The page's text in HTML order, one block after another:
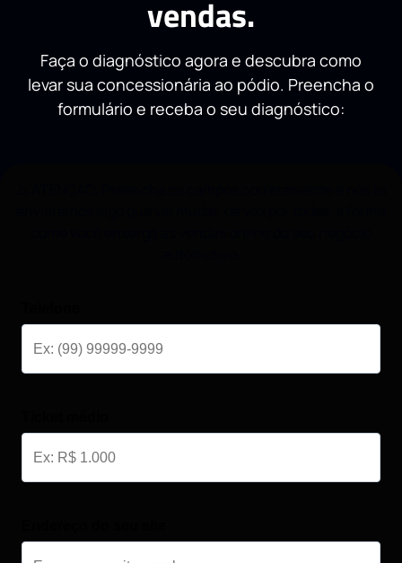
vendas.
Faça o diagnóstico agora e descubra como
levar sua concessionária ao pódio. Preencha o
formulário e receba o seu diagnóstico: